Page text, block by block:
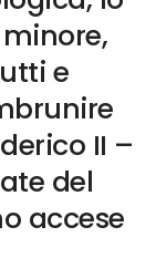
e
II –
del
accese